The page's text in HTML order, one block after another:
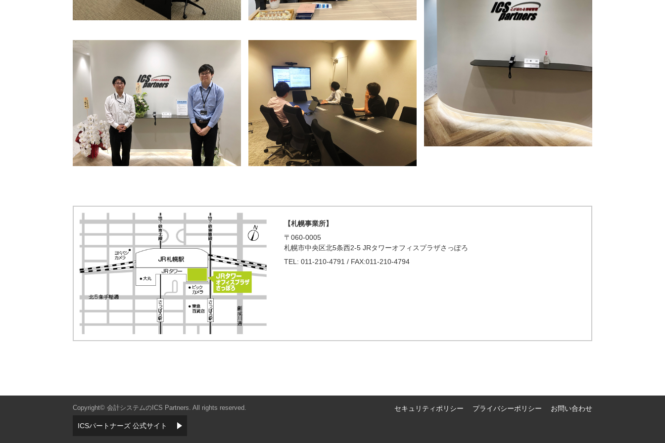
【札幌事業所】
〒060-0005
札幌市中央区北5条西2-5 JRタワーオフィスプラザさっぽろ
TEL: 011-210-4791 / FAX:011-210-4794
Copyright© 会計システムのICS Partners. All rights reserved.
ICSパートナーズ 公式サイト
セキュリティポリシー プライバシーポリシー お問い合わせ